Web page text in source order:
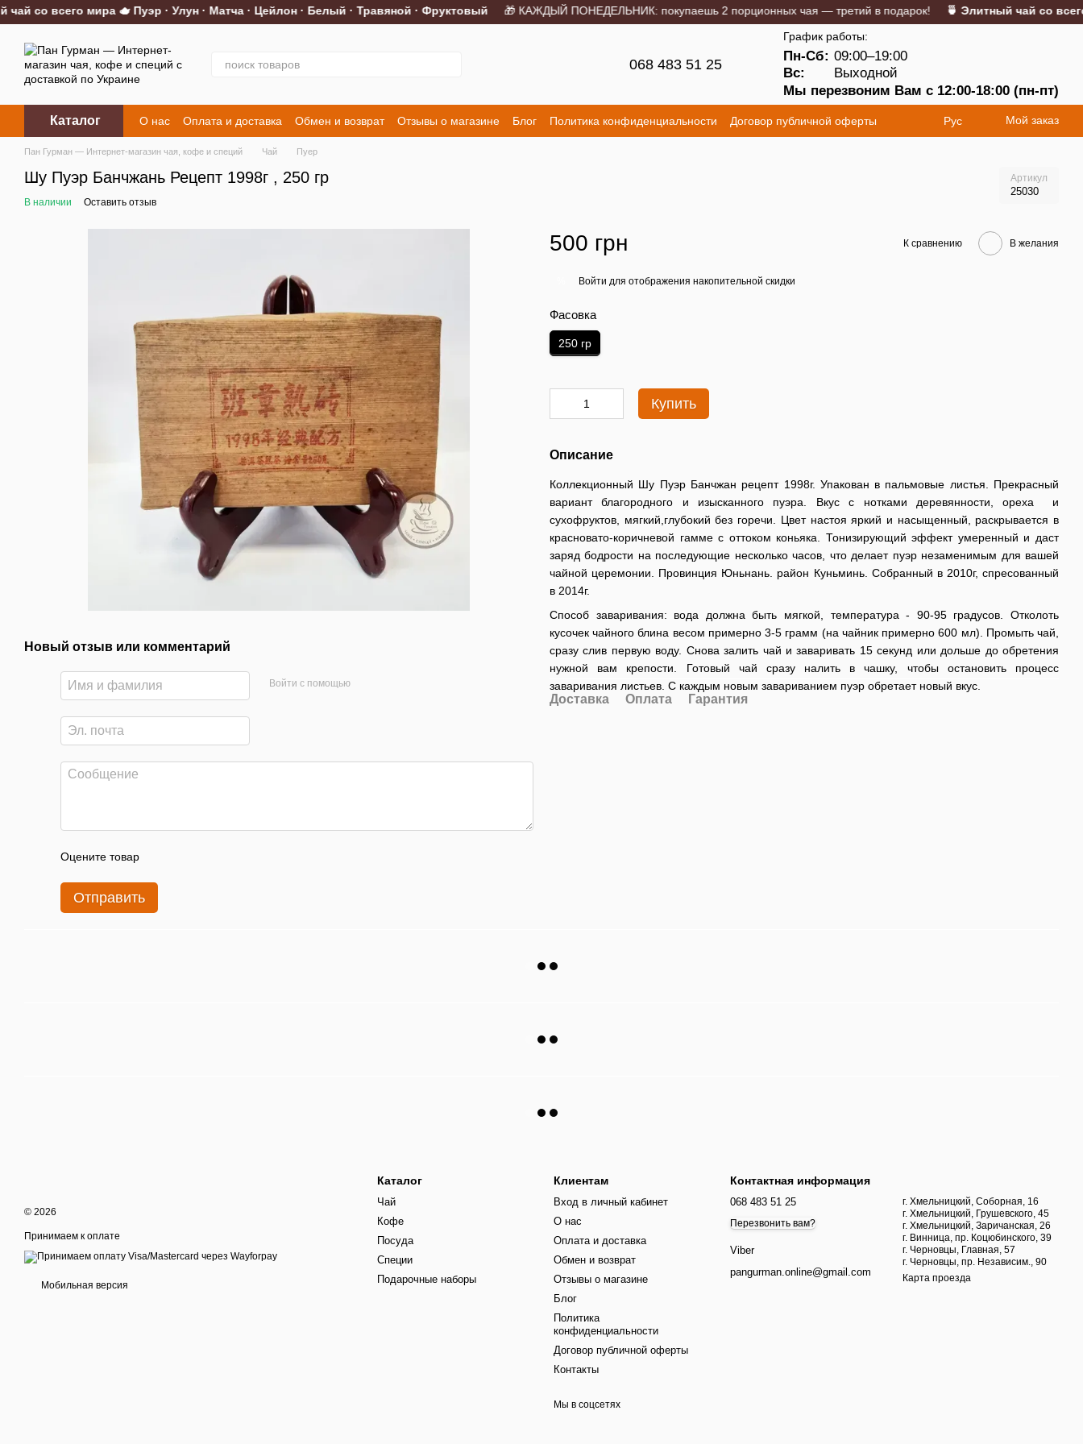
Перейти к основному контенту
со всего мира 🫖 Пуэр · Улун · Матча · Цейлон · Белый · Травяной · Фруктовый🎁 КАЖДЫЙ ПОНЕДЕЛЬНИК: покупаешь 2 порционных чая — третий в подарок!🍵 Элитный чай со всего
068 483 51 25
График работы:
Пн-Сб: 09:00–19:00
Вс:
Выходной
Мы перезвоним Вам с 12:00-18:00 (пн-пт)
Каталог О нас Оплата и доставка Обмен и возврат Отзывы о магазине Блог Политика конфиденциальности
Договор публичной оферты
Контакты
Рус Мой заказ
Пан Гурман — Интернет-магазин чая, кофе и специй Чай Пуер
Шу Пуэр Банчжань Рецепт 1998г , 250 гр Артикул
25030
В наличии Оставить отзыв
Новый отзыв или комментарий
Войти с помощью
Оцените товар
Отправить
500 грн К сравнению В желания
Войти для отображения накопительной скидки
Фасовка
250 гр
Купить
Описание
Коллекционный Шу Пуэр Банчжан рецепт 1998г. Упакован в пальмовые листья. Прекрасный
вариант благородного и изысканного пуэра. Вкус с нотками деревянности, ореха и
сухофруктов, мягкий,глубокий без горечи. Цвет настоя яркий и насыщенный, раскрывается в
красновато-коричневой гамме с оттоком коньяка. Тонизирующий эффект умеренный и даст
заряд бодрости на последующие несколько часов, что делает пуэр незаменимым для вашей
чайной церемонии. Провинция Юньнань. район Куньминь. Собранный в 2010г, спресованный
в 2014г.
Способ заваривания: вода должна быть мягкой, температура - 90-95 градусов. Отколоть
кусочек чайного блина весом примерно 3-5 грамм (на чайник примерно 600 мл). Промыть чай,
сразу слив первую воду. Снова залить чай и заваривать 15 секунд или дольше до обретения
нужной вам крепости. Готовый чай сразу налить в чашку, чтобы остановить процесс
заваривания листьев. С каждым новым завариванием пуэр обретает новый вкус.
Доставка Оплата Гарантия
© 2026
Принимаем к оплате
Мобильная версия
Каталог
Чай
Кофе
Посуда
Специи
Подарочные наборы
Клиентам
Вход в личный кабинет
О нас
Оплата и доставка
Обмен и возврат
Отзывы о магазине
Блог
Политика
конфиденциальности
Договор публичной оферты
Контакты
Мы в соцсетях
Контактная информация
068 483 51 25
Перезвонить вам?
Viber
pangurman.online@gmail.com
г. Хмельницкий, Соборная, 16
г. Хмельницкий, Грушевского, 45
г. Хмельницкий, Заричанская, 26
г. Винница, пр. Коцюбинского, 39
г. Черновцы, Главная, 57
г. Черновцы, пр. Независим., 90
Карта проезда